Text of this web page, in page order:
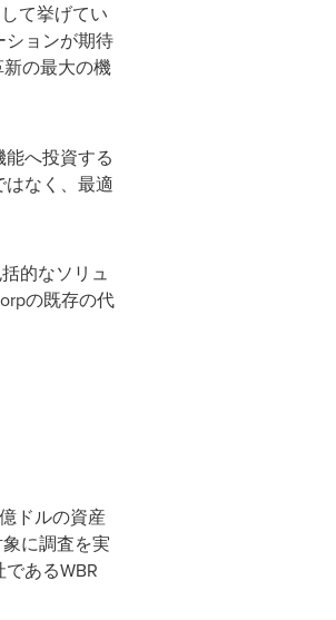
て挙げてい
ションが期待
の最大の機
へ投資する
なく、最適
的なソリュ
の既存の代
ドルの資産
に調査を実
あるWBR